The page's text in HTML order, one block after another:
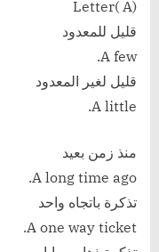
Letter( A)
قليل للمعدود
A few.
قليل لغير المعدود
A little.
منذ زمن بعيد
A long time ago.
تذكرة باتجاه واحد
A one way ticket.